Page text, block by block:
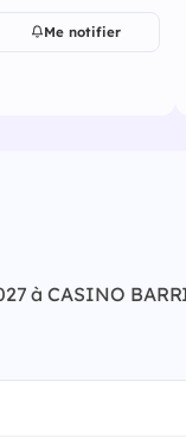
Me notifier
à CASINO